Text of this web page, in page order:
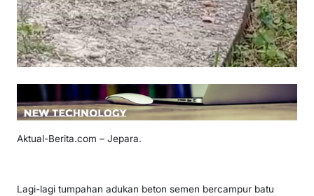
Aktual-Berita.com – Jepara.
Lagi-lagi tumpahan adukan beton semen bercampur batu